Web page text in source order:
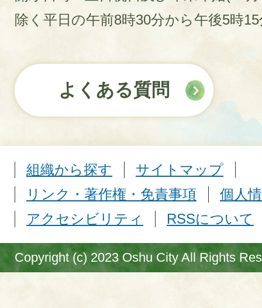
除く平日の午前8時30分から午後5時
よくある質問
組織から探す
サイトマップ
リンク・著作権・免責事項
個人
アクセシビリティ
RSSについて
Copyright (c) 2023 Oshu City All Rights